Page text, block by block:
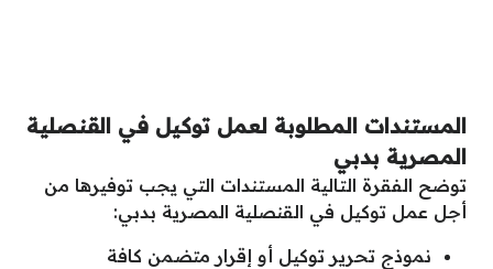
المستندات المطلوبة لعمل توكيل في القنصلية
المصرية بدبي
توضح الفقرة التالية المستندات التي يجب توفيرها من
أجل عمل توكيل في القنصلية المصرية بدبي:
نموذج تحرير توكيل أو إقرار متضمن كافة